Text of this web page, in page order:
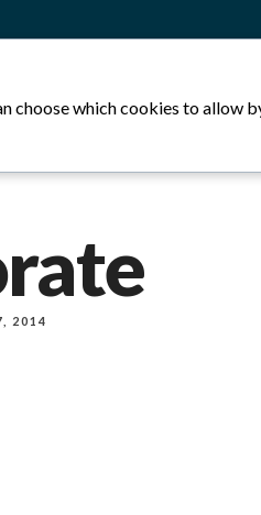
Meniu Listă Valori
2014
choose which cookies to allow